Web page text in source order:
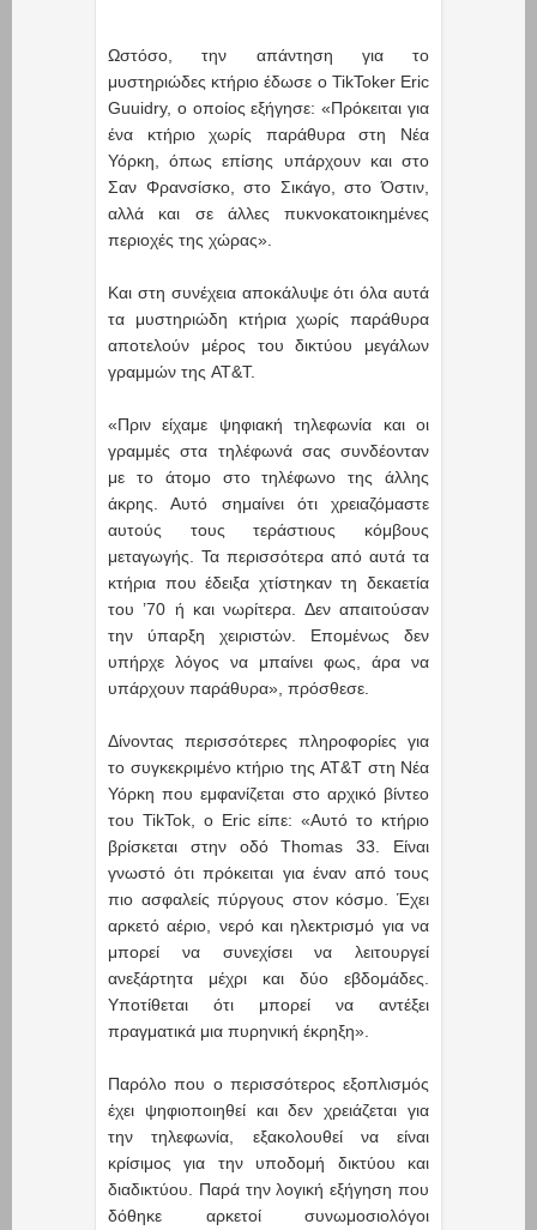
Ωστόσο, την απάντηση για το
μυστηριώδες κτήριο έδωσε ο TikToker Eric
Guuidry, ο οποίος εξήγησε: «Πρόκειται για
ένα κτήριο χωρίς παράθυρα στη Νέα
Υόρκη, όπως επίσης υπάρχουν και στο
Σαν Φρανσίσκο, στο Σικάγο, στο Όστιν,
αλλά και σε άλλες πυκνοκατοικημένες
περιοχές της χώρας».
Και στη συνέχεια αποκάλυψε ότι όλα αυτά
τα μυστηριώδη κτήρια χωρίς παράθυρα
αποτελούν μέρος του δικτύου μεγάλων
γραμμών της AT&T.
«Πριν είχαμε ψηφιακή τηλεφωνία και οι
γραμμές στα τηλέφωνά σας συνδέονταν
με το άτομο στο τηλέφωνο της άλλης
άκρης. Αυτό σημαίνει ότι χρειαζόμαστε
αυτούς τους τεράστιους κόμβους
μεταγωγής. Τα περισσότερα από αυτά τα
κτήρια που έδειξα χτίστηκαν τη δεκαετία
του ’70 ή και νωρίτερα. Δεν απαιτούσαν
την ύπαρξη χειριστών. Επομένως δεν
υπήρχε λόγος να μπαίνει φως, άρα να
υπάρχουν παράθυρα», πρόσθεσε.
Δίνοντας περισσότερες πληροφορίες για
το συγκεκριμένο κτήριο της AT&T στη Νέα
Υόρκη που εμφανίζεται στο αρχικό βίντεο
του TikTok, ο Eric είπε: «Αυτό το κτήριο
βρίσκεται στην οδό Thomas 33. Είναι
γνωστό ότι πρόκειται για έναν από τους
πιο ασφαλείς πύργους στον κόσμο. Έχει
αρκετό αέριο, νερό και ηλεκτρισμό για να
μπορεί να συνεχίσει να λειτουργεί
ανεξάρτητα μέχρι και δύο εβδομάδες.
Υποτίθεται ότι μπορεί να αντέξει
πραγματικά μια πυρηνική έκρηξη».
Παρόλο που ο περισσότερος εξοπλισμός
έχει ψηφιοποιηθεί και δεν χρειάζεται για
την τηλεφωνία, εξακολουθεί να είναι
κρίσιμος για την υποδομή δικτύου και
διαδικτύου. Παρά την λογική εξήγηση που
δόθηκε αρκετοί συνωμοσιολόγοι